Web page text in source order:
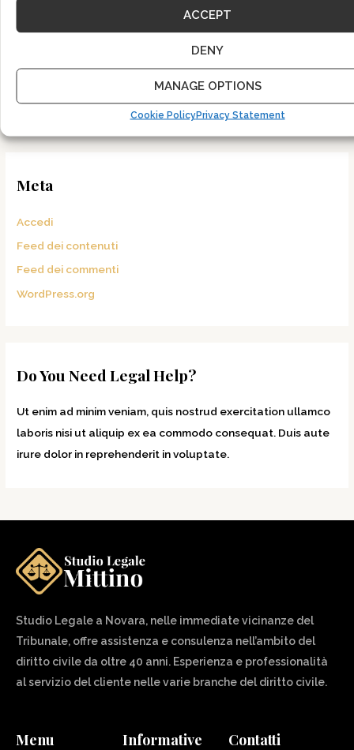
ACCEPT
DENY
MANAGE OPTIONS
Cookie PolicyPrivacy Statement
Categorie
Uncategorized
Meta
Accedi
Feed dei contenuti
Feed dei commenti
WordPress.org
Do You Need Legal Help?
Ut enim ad minim veniam, quis nostrud exercitation ullamco
laboris nisi ut aliquip ex ea commodo consequat. Duis aute
irure dolor in reprehenderit in voluptate.
Studio Legale a Novara, nelle immediate vicinanze del
Tribunale, offre assistenza e consulenza nell’ambito del
diritto civile da oltre 40 anni. Esperienza e professionalità
al servizio del cliente nelle varie branche del diritto civile.
Menu Informative Contatti